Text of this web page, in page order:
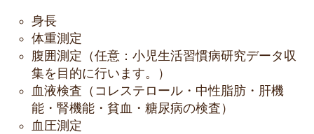
身長
体重測定
腹囲測定（任意：小児生活習慣病研究データ収
集を目的に行います。）
血液検査（コレステロール・中性脂肪・肝機
能・腎機能・貧血・糖尿病の検査）
血圧測定